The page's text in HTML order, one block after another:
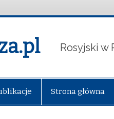
Rosyjski w
Strona główna